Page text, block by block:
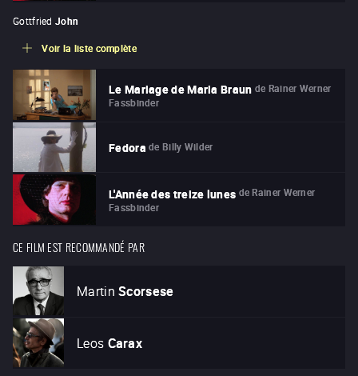
Gottfried John
Voir la liste complète
Le Mariage de Maria Braun de Rainer Werner
Fassbinder
Fedora de Billy Wilder
L'Année des treize lunes de Rainer Werner
Fassbinder
CE FILM EST RECOMMANDÉ PAR
Martin Scorsese
Leos Carax